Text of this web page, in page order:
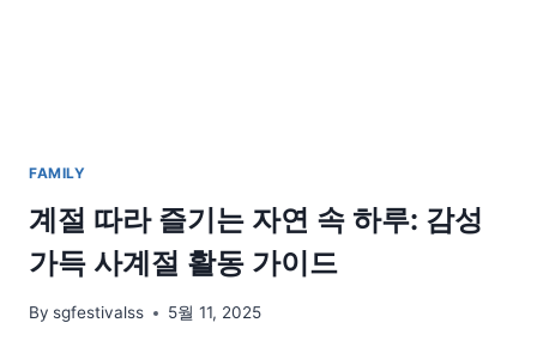
제
안
FAMILY
계절 따라 즐기는 자연 속 하루: 감성
가득 사계절 활동 가이드
By sgfestivalss 5월 11, 2025